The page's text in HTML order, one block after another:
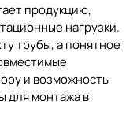
продукцию,
нагрузки.
трубы, а понятное
и возможность
для монтажа в